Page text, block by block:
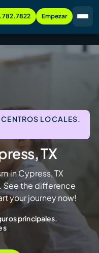
Empezar
LOCALES.
TX
in Cypress, TX
See the difference
your journey now!
principales.